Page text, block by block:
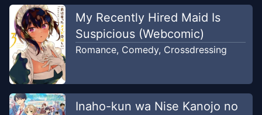
My Recently Hired Maid Is
Suspicious (Webcomic)
Romance, Comedy, Crossdressing
Inaho-kun wa Nise Kanojo no